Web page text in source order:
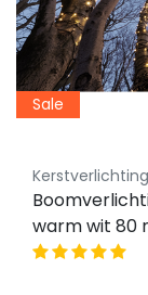
Sale
warm wit 80
waterdicht